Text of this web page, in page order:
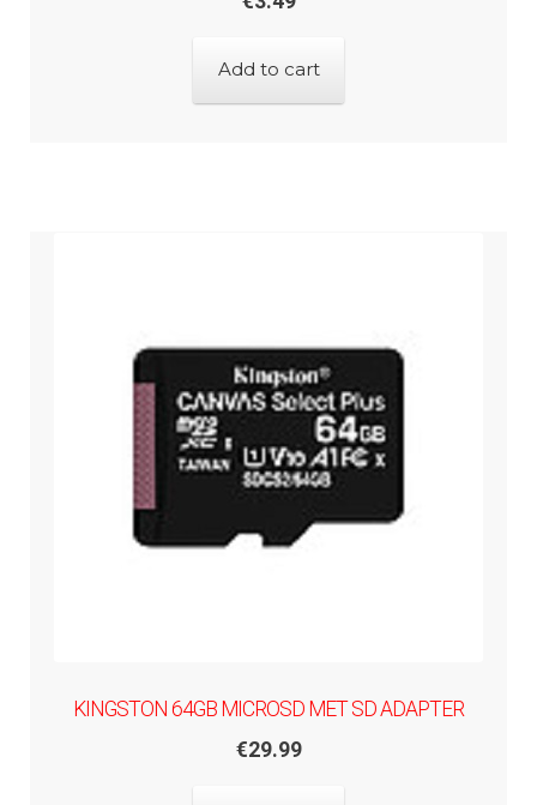
Add to cart
KINGSTON 64GB MICROSD MET SD ADAPTER
€29.99